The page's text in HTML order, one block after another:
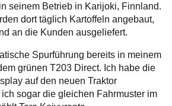
seinem Betrieb in Karijoki, Finnland.
dort täglich Kartoffeln angebaut,
an die Kunden ausgeliefert.
Spurführung bereits in meinem
grünen T203 Direct. Ich habe die
auf den neuen Traktor
sogar die gleichen Fahrmuster im